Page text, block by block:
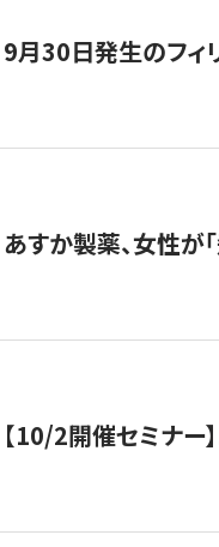
9月30日発生のフィ
あすか製薬、女性が
【10/2開催セミナ